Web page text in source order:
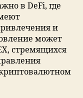
в DeFi, где
и
может
стремящихся